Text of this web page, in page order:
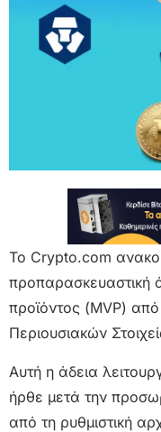
Το Crypto.com
προπαρασκευαστική
προϊόντος (MVP) από
Περιουσιακών
Αυτή η άδεια
ήρθε μετά την
από τη ρυθμιστική